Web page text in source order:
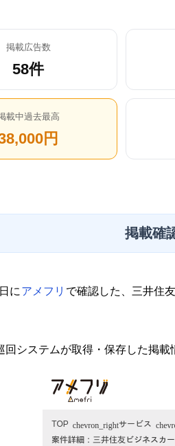
掲載広告数
58件
載中過去最高
円
掲載確
に アメフリ で確認した、三井住
回システムが取得・保存した掲載